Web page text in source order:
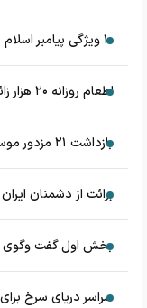
۱۰ ویژگی پیامبر اسلام در آیه ۱۵۷ سوره اعراف
اطعام روزانه ۲۰ هزار زائر در حرم بانوی کرامت تا پایان ماه صفر
بازداشت ۲۱ مزدور موساد و ۴ شرور مسلح توسط وزارت اطلاعات
برائت از دشمنان
بخش اول گفت وگوی
سراسر دریای سرخ